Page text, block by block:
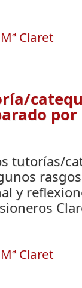
Claret
por
tutorías/
y
Claret